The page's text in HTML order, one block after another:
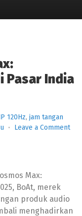
Pasar India
120Hz, jam tangan
Leave a Commenton
Max:
BoAt, merek
produk audio
menghadirkan